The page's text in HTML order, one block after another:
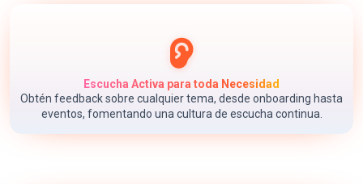
Escucha Activa para toda Necesidad
Obtén feedback sobre cualquier tema, desde onboarding hasta
eventos, fomentando una cultura de escucha continua.